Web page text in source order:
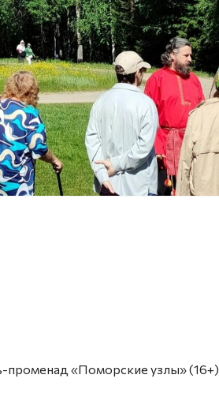
променад «Поморские узлы» (16+).